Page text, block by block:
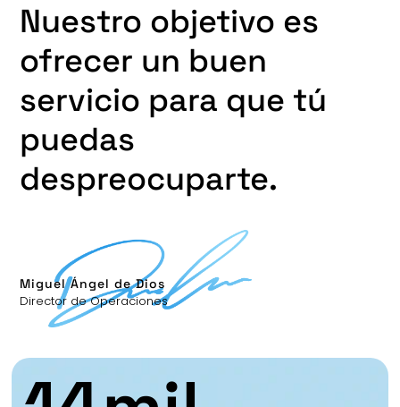
Nuestro objetivo es
ofrecer un buen
servicio para que tú
puedas
despreocuparte.
Miguel Ángel de Dios
Director de Operaciones